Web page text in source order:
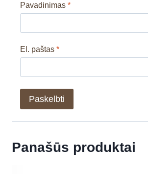
Pavadinimas *
El. paštas *
Panašūs produktai